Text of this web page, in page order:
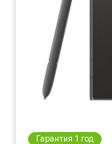
Гарантия 1 год